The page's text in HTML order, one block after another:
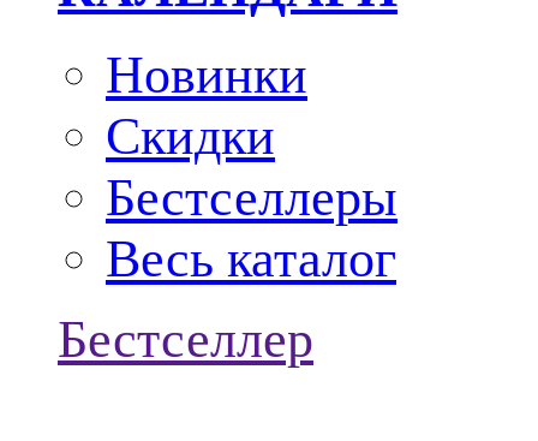
Новинки
Скидки
Бестселлеры
Весь каталог
Бестселлер